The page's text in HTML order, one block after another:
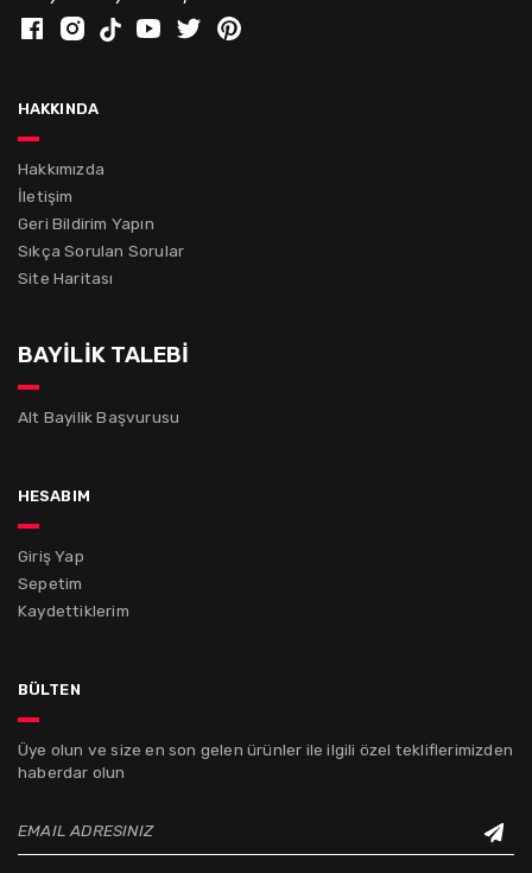
hakkında
Hakkımızda
İletişim
Geri Bildirim Yapın
Sıkça Sorulan Sorular
Site Haritası
BAYİLİK TALEBİ
Alt Bayilik Başvurusu
hesabım
Giriş Yap
Sepetim
Kaydettiklerim
bülten
Üye olun ve size en son gelen ürünler ile ilgili özel tekliflerimizden
haberdar olun
EMAIL ADRESINIZ